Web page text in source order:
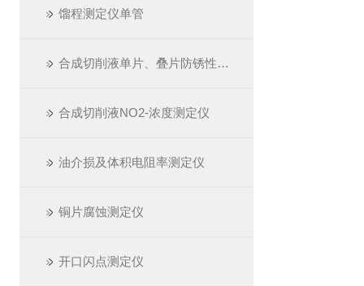
馏程测定仪单管
合成切削液单片、叠片防锈性测定仪
合成切削液NO2-浓度测定仪
油介损及体积电阻率测定仪
铜片腐蚀测定仪
开口闪点测定仪